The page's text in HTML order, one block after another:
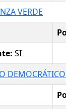
VERDE
SI